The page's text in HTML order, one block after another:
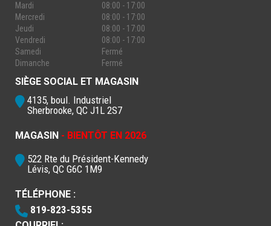
Mardi
08:00 - 17:00
Mercredi
08:00 - 17:00
Jeudi
08:00 - 17:00
Vendredi
08:00 - 17:00
Samedi
Fermé
Dimanche
Fermé
SIÈGE SOCIAL ET MAGASIN
4135, boul. Industriel
Sherbrooke, QC J1L 2S7
MAGASIN - BIENTÔT EN 2026
522 Rte du Président-Kennedy
Lévis, QC G6C 1M9
TÉLÉPHONE :
819-823-5355